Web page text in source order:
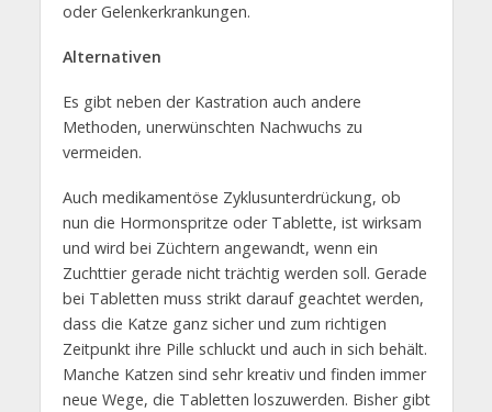
oder Gelenkerkrankungen.
Alternativen
Es gibt neben der Kastration auch andere
Methoden, unerwünschten Nachwuchs zu
vermeiden.
Auch medikamentöse Zyklusunterdrückung, ob
nun die Hormonspritze oder Tablette, ist wirksam
und wird bei Züchtern angewandt, wenn ein
Zuchttier gerade nicht trächtig werden soll. Gerade
bei Tabletten muss strikt darauf geachtet werden,
dass die Katze ganz sicher und zum richtigen
Zeitpunkt ihre Pille schluckt und auch in sich behält.
Manche Katzen sind sehr kreativ und finden immer
neue Wege, die Tabletten loszuwerden. Bisher gibt